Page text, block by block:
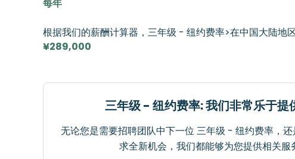
每年
根据我们的薪酬计算器，三年级 - 纽约费率>在中国大陆地
¥289,000
三年级 - 纽约费率: 我们非常乐于提
无论您是需要招聘团队中下一位 三年级 - 纽约费率，
求全新机会，我们都能够为您提供相关服